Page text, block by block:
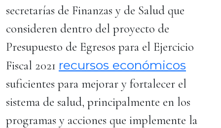
secretarías de Finanzas y de Salud que
consideren dentro del proyecto de
Presupuesto de Egresos para el Ejercicio
Fiscal 2021 recursos económicos
suficientes para mejorar y fortalecer el
sistema de salud, principalmente en los
programas y acciones que implemente la